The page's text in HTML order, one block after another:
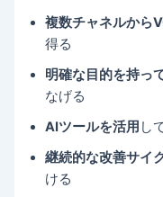
複数チャネルから
得る
明確な目的を持っ
なげる
AIツールを活用 し
継続的な改善サイ
ける